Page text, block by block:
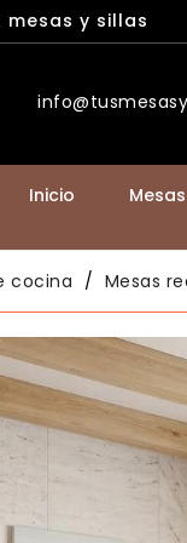
mesas y sillas
Inicio
cocina Mesas